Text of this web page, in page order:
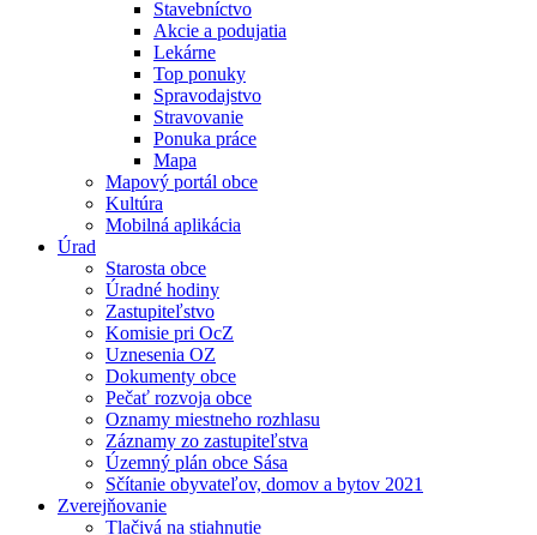
Stavebníctvo
Akcie a podujatia
Lekárne
Top ponuky
Spravodajstvo
Stravovanie
Ponuka práce
Mapa
Mapový portál obce
Kultúra
Mobilná aplikácia
Úrad
Starosta obce
Úradné hodiny
Zastupiteľstvo
Komisie pri OcZ
Uznesenia OZ
Dokumenty obce
Pečať rozvoja obce
Oznamy miestneho rozhlasu
Záznamy zo zastupiteľstva
Územný plán obce Sása
Sčítanie obyvateľov, domov a bytov 2021
Zverejňovanie
Tlačivá na stiahnutie